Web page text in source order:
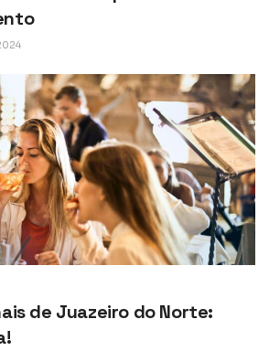
de Juazeiro do Norte: